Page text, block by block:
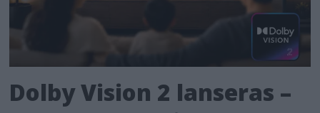
Dolby Vision 2 lanseras –